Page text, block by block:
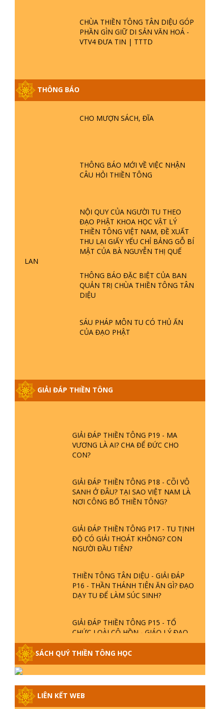
CHÙA THIỀN TÔNG TÂN DIỆU GÓP
PHẦN GÌN GIỮ DI SẢN VĂN HOÁ -
VTV4 ĐƯA TIN | TTTD
THÔNG BÁO
CHO MƯỢN SÁCH, ĐĨA
THÔNG BÁO MỚI VỀ VIỆC NHẬN
CÂU HỎI THIỀN TÔNG
NỘI QUY CỦA NGƯỜI TU THEO
ĐẠO PHẬT KHOA HỌC VẬT LÝ
THIỀN TÔNG VIỆT NAM, ĐỀ XUẤT
THU LẠI GIẤY YẾU CHỈ BẢNG GỖ BÍ
MẬT CỦA BÀ NGUYỄN THỊ QUẾ
LAN
THÔNG BÁO ĐẶC BIỆT CỦA BAN
QUẢN TRỊ CHÙA THIỀN TÔNG TÂN
DIỆU
SÁU PHÁP MÔN TU CÓ THỦ ẤN
CỦA ĐẠO PHẬT
GIẢI ĐÁP THIỀN TÔNG
GIẢI ĐÁP ĐẶC BIỆT P25 - SUỐT 49
NĂM PHẬT KHÔNG NÓI? HỘI LONG
HOA LÀ HỘI GÌ? TỬ VÌ ĐẠO
ĐƯỢC HÌNH THÀNH NHƯ THẾ NÀO?
PHẬT GIỚI CÓ THỜI GIAN KHÔNG? |
TTTD
ĐÀNG Ở ĐÂU? ĐỊA NGỤC Ở ĐÂU?
ĐỨC CHÚA TRỜI LÀ AI? QUỶ SA
TĂNG? | TTTD
GIẢI ĐÁP THIỀN TÔNG ĐẶC BIỆT P22
- TẠI SAO TRÁI ĐẤT NHIỀU THIÊN TAI
GIẢI ĐÁP THIỀN TÔNG ĐẶC BIỆT P21
- TẠI SAO ĐỨC PHẬT BƯỚC ĐI 7
GIẢI ĐÁP VỀ LỄ TIỄN THIỀN TÔNG SƯ
GIẢI ĐÁP THIỀN TÔNG ĐẶC BIỆT
PHẦN 20 - BÁC NGUYỄN NHÂN LÀ AI?
GIẢI ĐÁP THIỀN TÔNG P19 - MA
VƯƠNG LÀ AI? CHA ĐỂ ĐỨC CHO
CON?
GIẢI ĐÁP THIỀN TÔNG P18 - CÕI VÔ
SANH Ở ĐÂU? TẠI SAO VIỆT NAM LÀ
NƠI CÔNG BỐ THIỀN TÔNG?
GIẢI ĐÁP THIỀN TÔNG P17 - TU TỊNH
ĐỘ CÓ GIẢI THOÁT KHÔNG? CON
NGƯỜI ĐẦU TIÊN?
THIỀN TÔNG TÂN DIỆU - GIẢI ĐÁP
P16 - THẦN THÁNH TIÊN ĂN GÌ? ĐẠO
DẠY TU ĐỂ LÀM SÚC SINH?
GIẢI ĐÁP THIỀN TÔNG P15 - TỔ
CHỨC LOÀI CÔ HỒN - GIÁO LÝ ĐẠO
GIẢI ĐÁP THIỀN TÔNG ĐẶC BIỆT -
P14 - NGUỒN GỐC ÂM LỊCH DƯƠNG
LỊCH - TẦNG BÌNH LƯU LỚN ĐẾN
ĐÂU
SÁCH QUÝ THIỀN TÔNG HỌC
LIÊN KẾT WEB